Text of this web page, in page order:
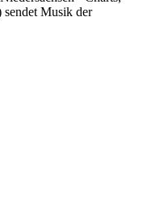
Musik der